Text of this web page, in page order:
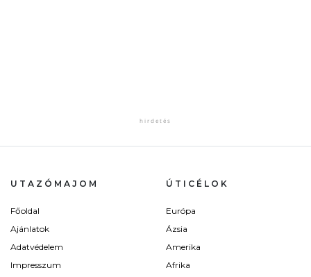
UTAZÓMAJOM
Főoldal
Ajánlatok
Adatvédelem
Impresszum
ÚTICÉLOK
Európa
Ázsia
Amerika
Afrika